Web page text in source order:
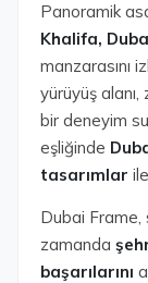
Panoramik
Khalifa,
manzarasını
yürüyüş
bir deneyim
eşliğinde
tasarımlar
Dubai Frame,
zamanda
başarılarını